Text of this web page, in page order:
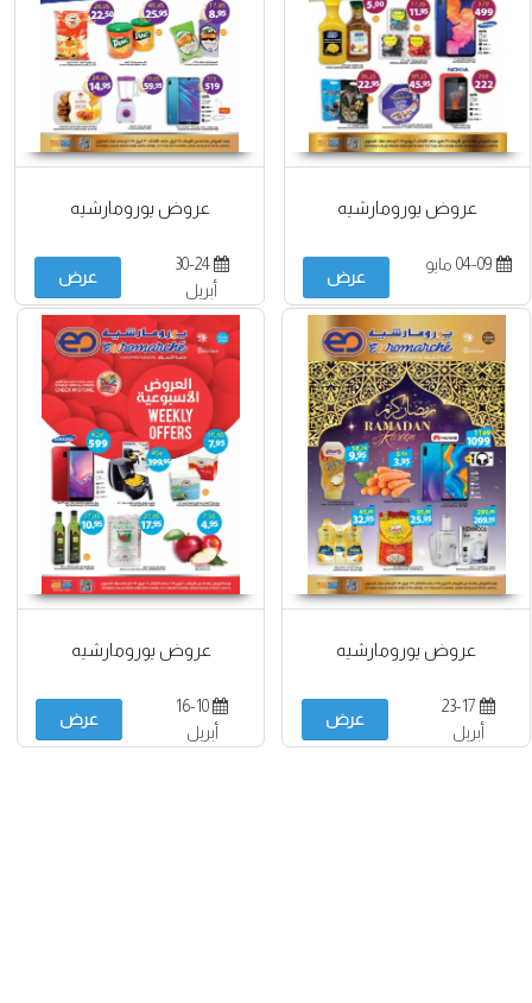
عروض يورومارشيه
عرض
عروض يورومارشيه
30-24
أبريل
عرض
عروض يورومارشيه
23-17
أبريل
عرض
عروض يورومارشيه
16-10
أبريل
عرض